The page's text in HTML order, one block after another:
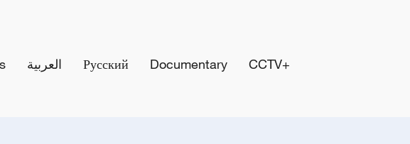
العربية Русский Documentary CCTV+